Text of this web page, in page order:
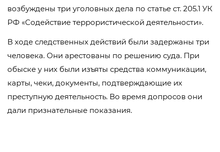
возбуждены три уголовных дела по статье ст. 205.1 УК
РФ «Содействие террористической деятельности».
В ходе следственных действий были задержаны три
человека. Они арестованы по решению суда. При
обыске у них были изъяты средства коммуникации,
карты, чеки, документы, подтверждающие их
преступную деятельность. Во время допросов они
дали признательные показания.